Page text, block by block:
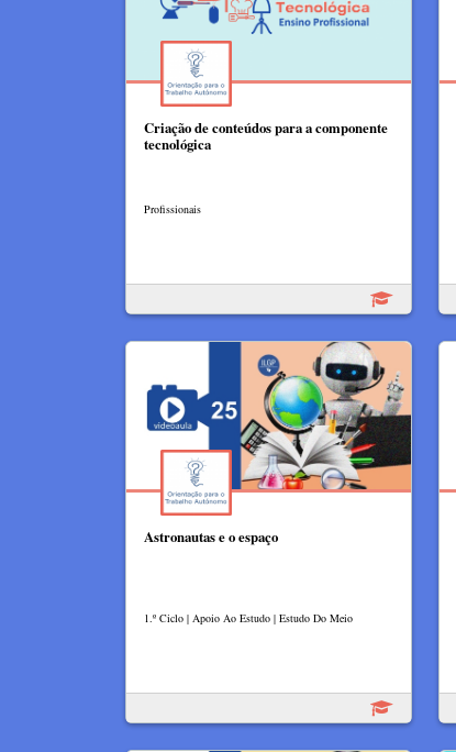
Criação de conteúdos para a componente
tecnológica
Profissionais
Astronautas e o espaço
1.º Ciclo | Apoio Ao Estudo | Estudo Do Meio